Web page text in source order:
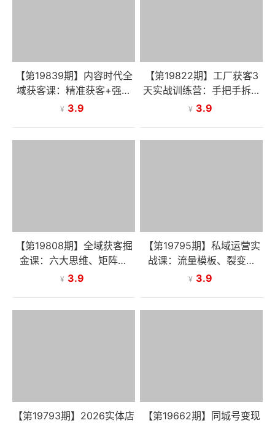
【第19839期】内容时代全
域获客课：精准获客+强人
设IP，给模版易上手、讲原
¥ 3.9
【第19822期】工厂获客3
天实战训练营：手把手拆解
工厂获客全流程，快速打通
¥ 3.9
【第19808期】全域获客掘
金课：六大思维、矩阵裂
变、浴缸鱼饵，解锁企业业
¥ 3.9
【第19795期】私域运营实
战课：流量模板、裂变策
略、 IP运营，解锁实体增长
¥ 3.9
【第19793期】2026实体店
【第19662期】同城号变现